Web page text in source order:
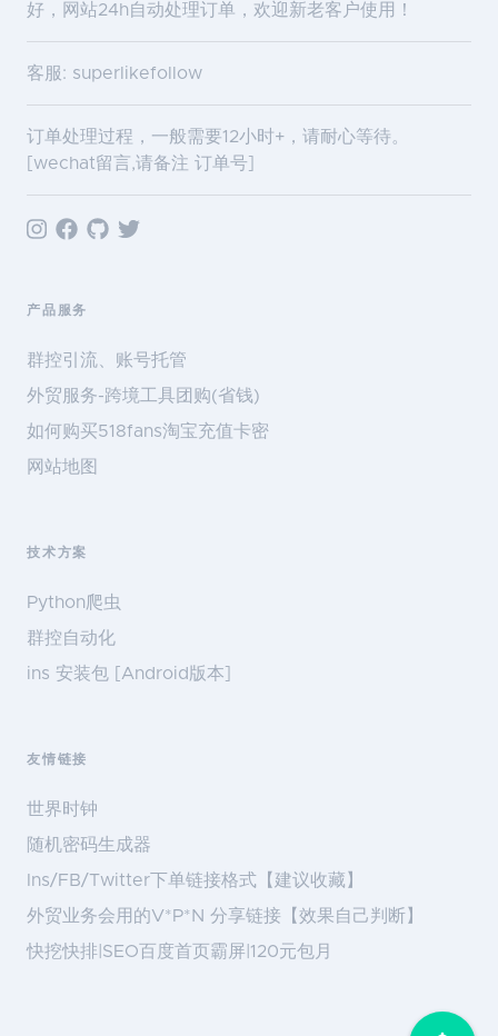
好，网站24h自动处理订单，欢迎新老客户使用！
客服: superlikefollow
订单处理过程，一般需要12小时+，请耐心等待。
[wechat留言,请备注 订单号]
产品服务
群控引流、账号托管
外贸服务-跨境工具团购(省钱)
如何购买518fans淘宝充值卡密
网站地图
技术方案
Python爬虫
群控自动化
ins 安装包 [Android版本]
友情链接
世界时钟
随机密码生成器
Ins/FB/Twitter下单链接格式【建议收藏】
外贸业务会用的V*P*N 分享链接【效果自己判断】
快挖快排|SEO百度首页霸屏|120元包月